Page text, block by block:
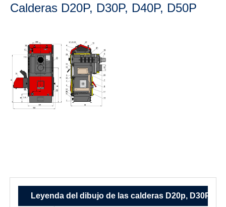
Calderas D20P, D30P, D40P, D50P
Leyenda del dibujo de las calderas D20p, D30P,